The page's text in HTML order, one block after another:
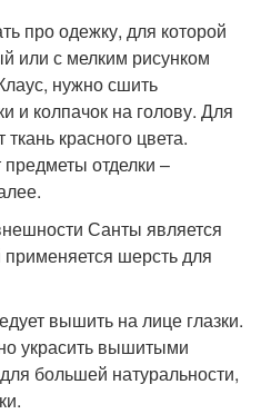
про одежку, для которой
или с мелким рисунком
нужно сшить
и колпачок на голову. Для
красного цвета.
отделки –
Санты является
применяется шерсть для
вышить на лице глазки.
украсить вышитыми
большей натуральности,